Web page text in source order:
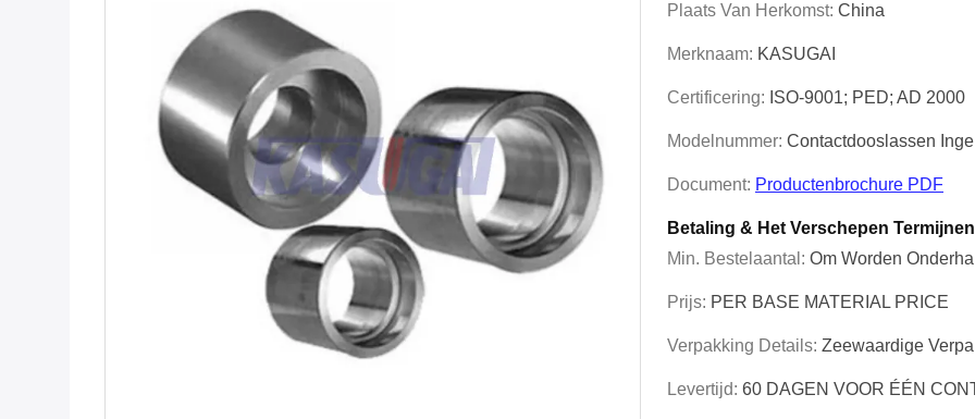
Plaats Van Herkomst: China
Merknaam: KASUGAI
Certificering: ISO-9001; PED; AD 2000
Modelnummer: Contactdooslassen
Document: Productenbrochure PDF
Betaling & Het Verschepen Termijnen
Min. Bestelaantal: Om Worden
Prijs: PER BASE MATERIAL PRICE
Verpakking Details: Zeewaardige
Levertijd: 60 DAGEN VOOR ÉÉN